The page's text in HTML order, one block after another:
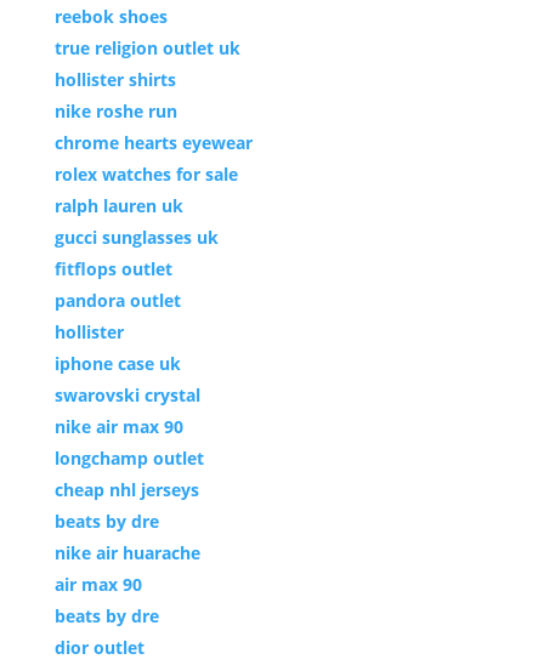
reebok shoes
true religion outlet uk
hollister shirts
nike roshe run
chrome hearts eyewear
rolex watches for sale
ralph lauren uk
gucci sunglasses uk
fitflops outlet
pandora outlet
hollister
iphone case uk
swarovski crystal
nike air max 90
longchamp outlet
cheap nhl jerseys
beats by dre
nike air huarache
air max 90
beats by dre
dior outlet